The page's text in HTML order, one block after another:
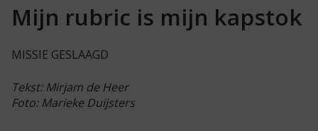
Mijn rubric is mijn kapstok
MISSIE GESLAAGD
Tekst: Mirjam de Heer
Foto: Marieke Duijsters